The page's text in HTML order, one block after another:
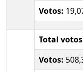
Votos:
Total
Votos: